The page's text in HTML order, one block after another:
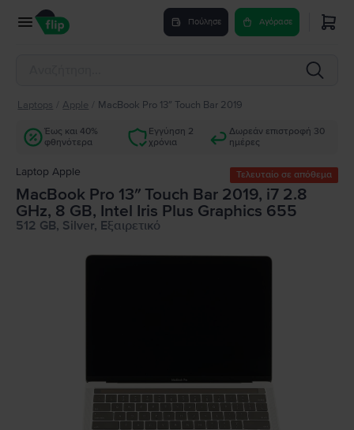
Πούλησε Αγόρασε
Laptops Apple MacBook Pro 13″ Touch Bar 2019
Έως και 40%
φθηνότερα
Εγγύηση 2
χρόνια
Δωρεάν επιστροφή 30
ημέρες
Laptop Apple Τελευταίο σε απόθεμα
MacBook Pro 13″ Touch Bar 2019, i7 2.8
GHz, 8 GB, Intel Iris Plus Graphics 655
512 GB, Silver, Εξαιρετικό